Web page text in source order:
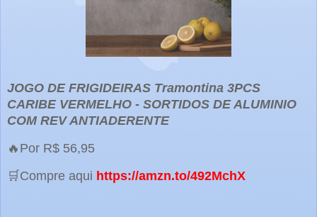
JOGO DE FRIGIDEIRAS Tramontina 3PCS
CARIBE VERMELHO - SORTIDOS DE ALUMINIO
COM REV ANTIADERENTE
🔥Por R$ 56,95
🛒Compre aqui https://amzn.to/492MchX